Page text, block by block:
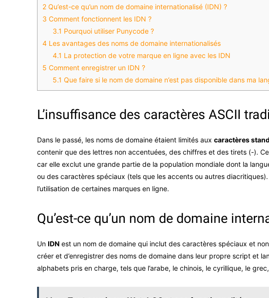
2 Qu’est-ce qu’un nom de domaine internationalisé (IDN) ?
3 Comment fonctionnent les IDN ?
3.1 Pourquoi utiliser Punycode ?
4 Les avantages des noms de domaine internationalisés
4.1 La protection de votre marque en ligne avec les IDN
5 Comment enregistrer un IDN ?
5.1 Que faire si le nom de domaine n’est pas disponible dans ma
L’insuffisance des caractères ASCII
Dans le passé, les noms de domaine étaient limités aux caractères
contenir que des lettres non accentuées, des chiffres et des tirets (-).
car elle exclut une grande partie de la population mondiale dont la
ou des caractères spéciaux (tels que les accents ou autres
l’utilisation de certaines marques en ligne.
Qu’est-ce qu’un nom de domaine
Un IDN est un nom de domaine qui inclut des caractères spéciaux et
créer et d’enregistrer des noms de domaine dans leur propre script et
alphabets pris en charge, tels que l’arabe, le chinois, le cyrillique, le